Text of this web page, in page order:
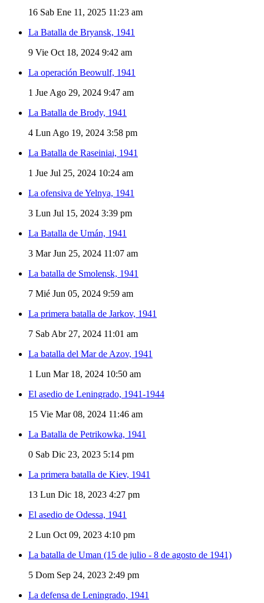
16 Sab Ene 11, 2025 11:23 am
La Batalla de Bryansk, 1941
9 Vie Oct 18, 2024 9:42 am
La operación Beowulf, 1941
1 Jue Ago 29, 2024 9:47 am
La Batalla de Brody, 1941
4 Lun Ago 19, 2024 3:58 pm
La Batalla de Raseiniai, 1941
1 Jue Jul 25, 2024 10:24 am
La ofensiva de Yelnya, 1941
3 Lun Jul 15, 2024 3:39 pm
La Batalla de Umán, 1941
3 Mar Jun 25, 2024 11:07 am
La batalla de Smolensk, 1941
7 Mié Jun 05, 2024 9:59 am
La primera batalla de Jarkov, 1941
7 Sab Abr 27, 2024 11:01 am
La batalla del Mar de Azov, 1941
1 Lun Mar 18, 2024 10:50 am
El asedio de Leningrado, 1941-1944
15 Vie Mar 08, 2024 11:46 am
La Batalla de Petrikowka, 1941
0 Sab Dic 23, 2023 5:14 pm
La primera batalla de Kiev, 1941
13 Lun Dic 18, 2023 4:27 pm
El asedio de Odessa, 1941
2 Lun Oct 09, 2023 4:10 pm
La batalla de Uman (15 de julio - 8 de agosto de 1941)
5 Dom Sep 24, 2023 2:49 pm
La defensa de Leningrado, 1941